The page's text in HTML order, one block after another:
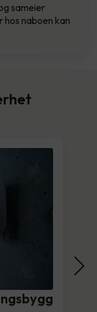
sameier
hos naboen kan